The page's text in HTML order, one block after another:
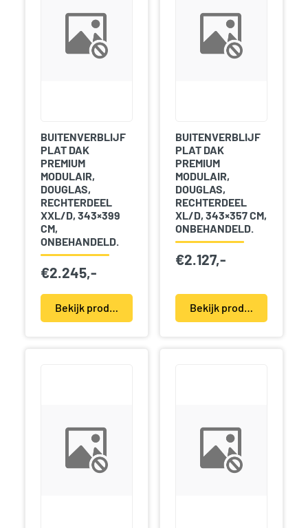
BUITENVERBLIJF
PLAT DAK
PREMIUM
MODULAIR,
DOUGLAS,
RECHTERDEEL
XXL/D, 343×399
CM,
ONBEHANDELD.
€2.245,-
Bekijk product(en)
BUITENVERBLIJF
PLAT DAK
PREMIUM
MODULAIR,
DOUGLAS,
RECHTERDEEL
XL/D, 343×357 CM,
ONBEHANDELD.
€2.127,-
Bekijk product(en)